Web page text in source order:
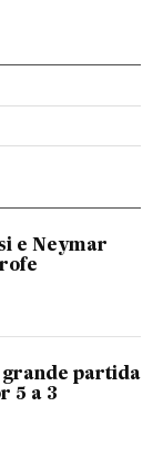
e Neymar
partida
5 a 3